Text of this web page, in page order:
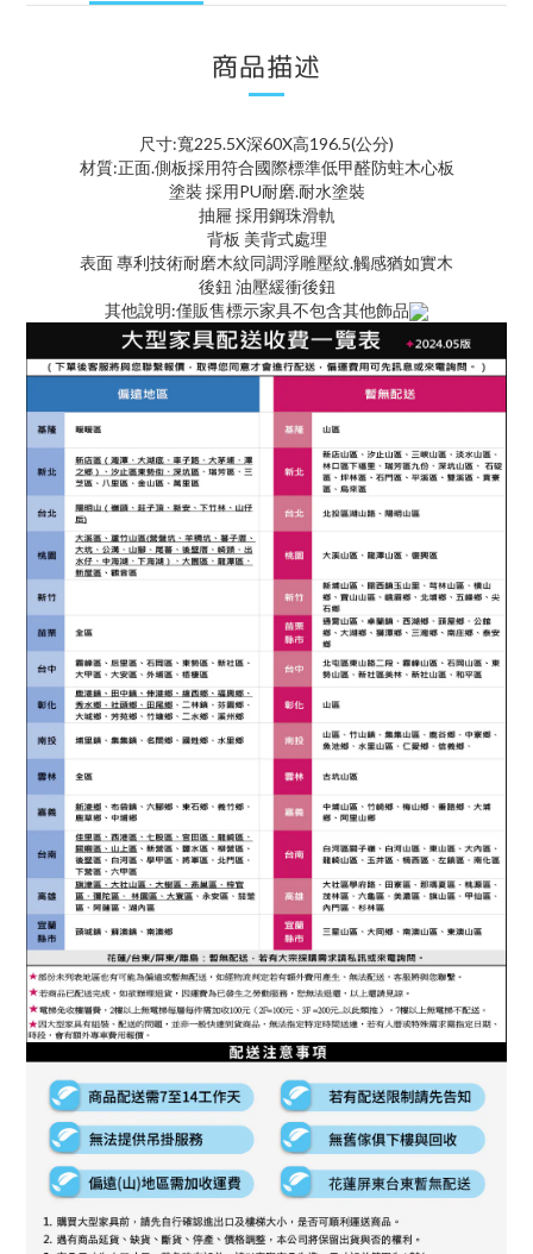
商品描述
尺寸:寬225.5X深60X高196.5(公分)
材質:正面.側板採用符合國際標準低甲醛防蛀木心板
塗裝 採用PU耐磨.耐水塗裝
抽屜 採用鋼珠滑軌
背板 美背式處理
表面 專利技術耐磨木紋同調浮雕壓紋.觸感猶如實木
後鈕 油壓緩衝後鈕
其他說明:僅販售標示家具不包含其他飾品